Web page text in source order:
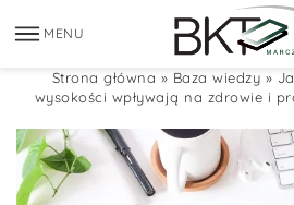
MENU
Strona główna » Baza wiedzy »
wysokości wpływają na zdrowie i